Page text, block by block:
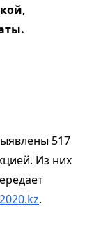
517
Из них
.